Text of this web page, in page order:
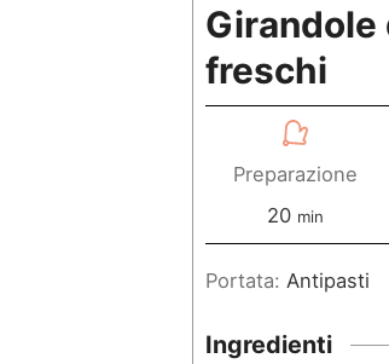
freschi
Preparazione
20m
n
u
min
Portata: Antipasti
Ingredienti